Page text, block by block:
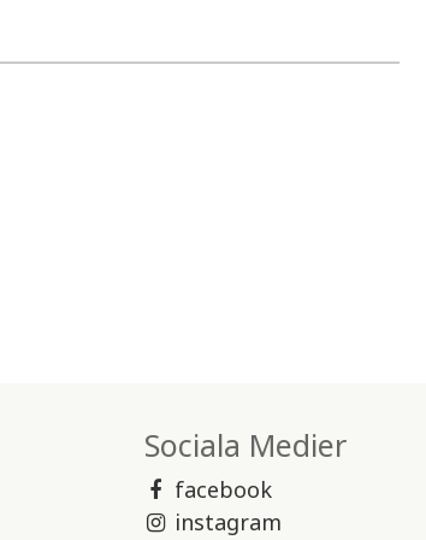
Sociala Medier
facebook
instagram